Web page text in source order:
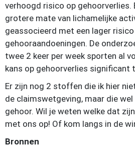
verhoogd risico op gehoorverlies.
grotere mate van lichamelijke
geassocieerd met een lager
gehooraandoeningen. De
twee 2 keer per week sporten al
kans op gehoorverlies significant
Er zijn nog 2 stoffen die ik hier
de claimswetgeving, maar die
gehoor. Wil je weten welke dat
met ons op! Of kom langs in de
Bronnen